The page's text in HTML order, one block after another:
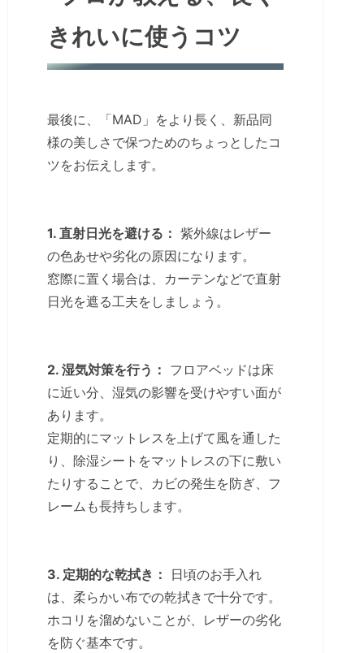
きれいに使うコツ
最後に、「MAD」をより長く、新品同
様の美しさで保つためのちょっとしたコ
ツをお伝えします。
1. 直射日光を避ける： 紫外線はレザー
の色あせや劣化の原因になります。
窓際に置く場合は、カーテンなどで直射
日光を遮る工夫をしましょう。
2. 湿気対策を行う： フロアベッドは床
に近い分、湿気の影響を受けやすい面が
あります。
定期的にマットレスを上げて風を通した
り、除湿シートをマットレスの下に敷い
たりすることで、カビの発生を防ぎ、フ
レームも長持ちします。
3. 定期的な乾拭き：
日頃のお手入れ
は、柔らかい布での乾拭きで十分です。
ホコリを溜めないことが、レザーの劣化
を防ぐ基本です。